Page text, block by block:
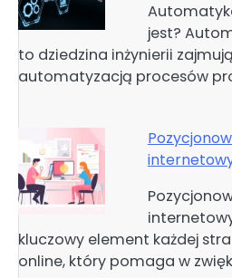
jest?
to dziedzina inżynierii
automatyzacją procesów
kluczowy element każdej
online, który pomaga w